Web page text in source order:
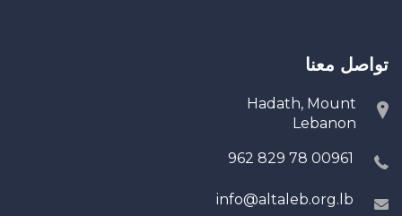
تواصل معنا
Hadath, Mount
Lebanon
00961 78 829 962
info@altaleb.org.lb